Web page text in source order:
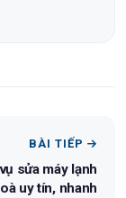
BÀI TIẾP
sửa máy lạnh
uy tín, nhanh